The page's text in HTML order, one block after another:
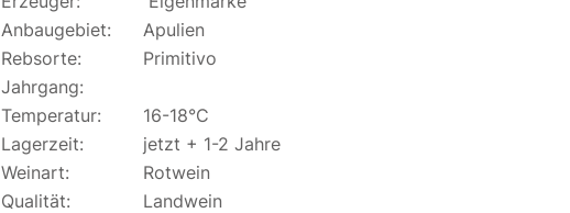
Anbaugebiet:
Apulien
Rebsorte:
Primitivo
Jahrgang:
Temperatur:
16-18°C
Lagerzeit:
jetzt + 1-2 Jahre
Weinart:
Rotwein
Qualität:
Landwein